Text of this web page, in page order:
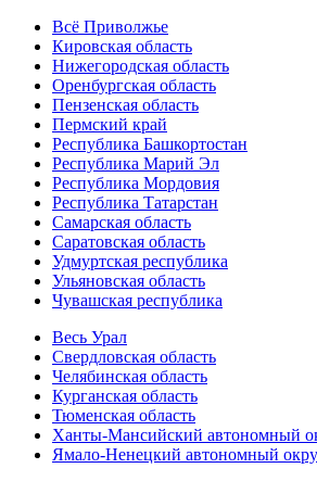
Всё Приволжье
Кировская область
Нижегородская область
Оренбургская область
Пензенская область
Пермский край
Республика Башкортостан
Республика Марий Эл
Республика Мордовия
Республика Татарстан
Самарская область
Саратовская область
Удмуртская республика
Ульяновская область
Чувашская республика
Весь Урал
Свердловская область
Челябинская область
Курганская область
Тюменская область
Ханты-Мансийский автономный
Ямало-Ненецкий автономный